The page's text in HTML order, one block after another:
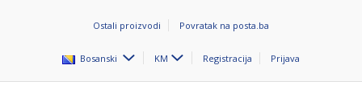
Ostali proizvodi Povratak na posta.ba
Bosanski KM Registracija Prijava